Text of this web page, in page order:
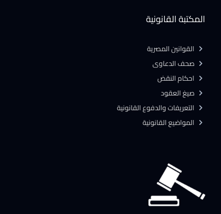
المكتبة القانونية
القوانين المصرية
صحف الدعاوى
احكام النقض
صيغ العقود
التعريفات والدفوع القانونية
المواضيع القانونية